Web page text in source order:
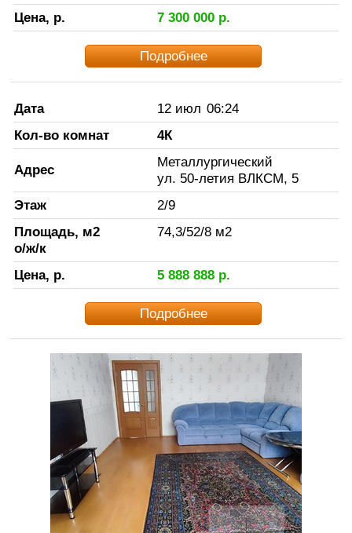
Цена, р. 7 300 000р.
Подробнее
Дата 12 июл 06:24
Кол-во комнат
4К
Адрес
Металлургический
ул. 50-летия ВЛКСМ, 5
Этаж
2/9
Площадь, м2
о/ж/к
74,3/52/8 м2
Цена, р. 5 888 888р.
Подробнее